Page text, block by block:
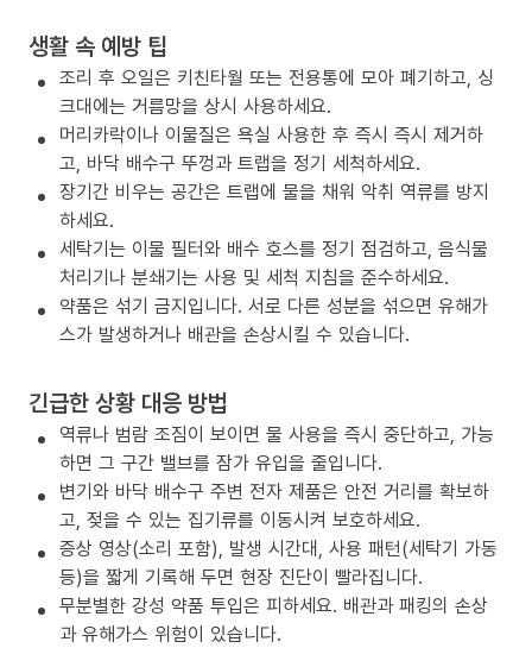
생활 속 예방 팁
조리 후 오일은 키친타월 또는 전용통에 모아 폐기하고, 싱
크대에는 거름망을 상시 사용하세요.
머리카락이나 이물질은 욕실 사용한 후 즉시 즉시 제거하
고, 바닥 배수구 뚜껑과 트랩을 정기 세척하세요.
장기간 비우는 공간은 트랩에 물을 채워 악취 역류를 방지
하세요.
세탁기는 이물 필터와 배수 호스를 정기 점검하고, 음식물
처리기나 분쇄기는 사용 및 세척 지침을 준수하세요.
약품은 섞기 금지입니다. 서로 다른 성분을 섞으면 유해가
스가 발생하거나 배관을 손상시킬 수 있습니다.
긴급한 상황 대응 방법
역류나 범람 조짐이 보이면 물 사용을 즉시 중단하고, 가능
하면 그 구간 밸브를 잠가 유입을 줄입니다.
변기와 바닥 배수구 주변 전자 제품은 안전 거리를 확보하
고, 젖을 수 있는 집기류를 이동시켜 보호하세요.
증상 영상(소리 포함), 발생 시간대, 사용 패턴(세탁기 가동
등)을 짧게 기록해 두면 현장 진단이 빨라집니다.
무분별한 강성 약품 투입은 피하세요. 배관과 패킹의 손상
과 유해가스 위험이 있습니다.